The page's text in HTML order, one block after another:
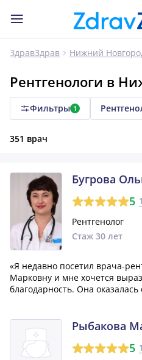
ЗдравЗдрав Нижний
Рентгенологи в
Фильтры 1
351 врач
Бугрова
5
Рентгенолог
Стаж 30 лет
«Я недавно посетил врача-
Марковну и мне хочется
благодарность. Она
профессионально и точно
Рыбакова
5